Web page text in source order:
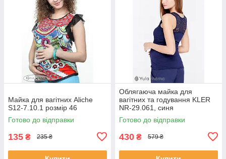
Майка для вагітних Aliche
S12-7.10.1 розмір 46
Готово до відправки
135 ₴ 235 ₴
Облягаюча майка для
вагітних та годування KLER
NR-29.061, синя
Готово до відправки
430 ₴ 579 ₴